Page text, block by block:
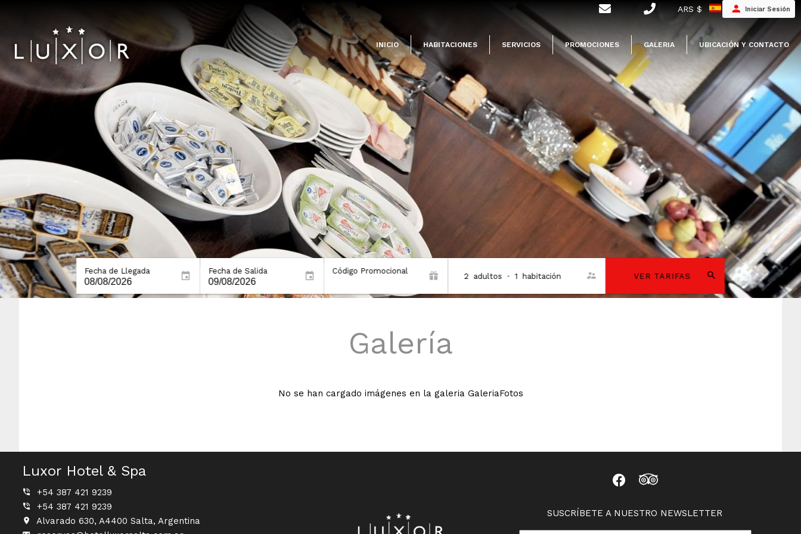
INICIO HABITACIONES SERVICIOS PROMOCIONES GALERIA UBICACIÓN Y CONTACTO
ARS $ Iniciar Sesión
Fecha de Llegada Fecha de Salida Código Promocional
2 adultos • 1 habitación VER TARIFAS
Galería
No se han cargado imágenes en la galeria GaleriaFotos
Luxor Hotel & Spa
+54 387 421 9239
+54 387 421 9239
Alvarado 630, A4400 Salta, Argentina
SUSCRÍBETE A NUESTRO NEWSLETTER